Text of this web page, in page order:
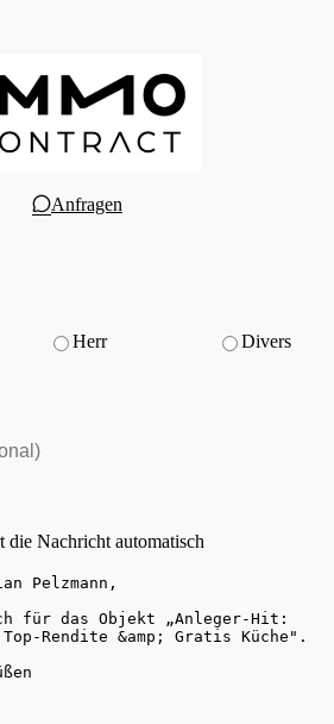
Anfragen
Herr
Divers
Nachricht automatisch